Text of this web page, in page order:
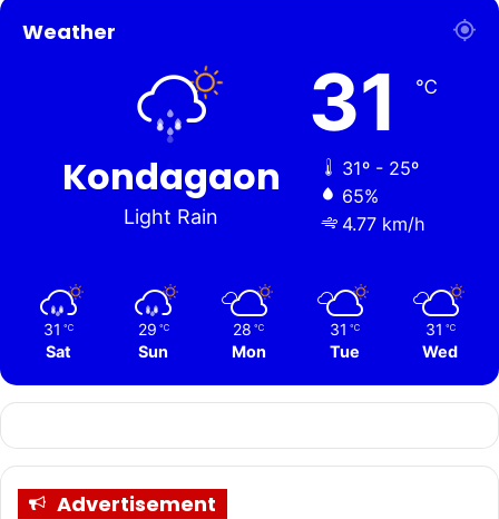
Weather
Kondagaon
Light Rain
31 ℃
31º - 25º
65%
4.77 km/h
31 ℃
Sat
29 ℃
Sun
28 ℃
Mon
31 ℃
Tue
31 ℃
Wed
Advertisement